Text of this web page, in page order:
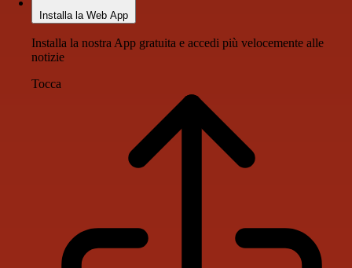
Installa la Web App
Installa la nostra App gratuita e accedi più velocemente alle
notizie
Tocca